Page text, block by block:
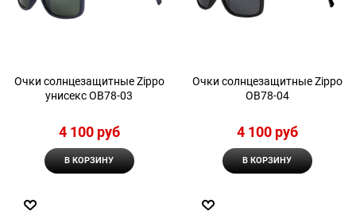
Очки солнцезащитные Zippo
унисекс OB78-03
4 100 руб
В КОРЗИНУ
Очки солнцезащитные Zippo
OB78-04
4 100 руб
В КОРЗИНУ